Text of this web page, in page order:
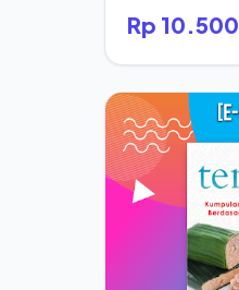
Rp 10.500